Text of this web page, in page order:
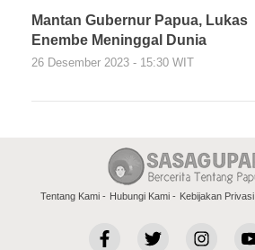
Mantan Gubernur Papua, Lukas
Enembe Meninggal Dunia
26 Desember 2023 - 15:30 WIT
Tentang Kami Hubungi Kami Kebijakan Privasi